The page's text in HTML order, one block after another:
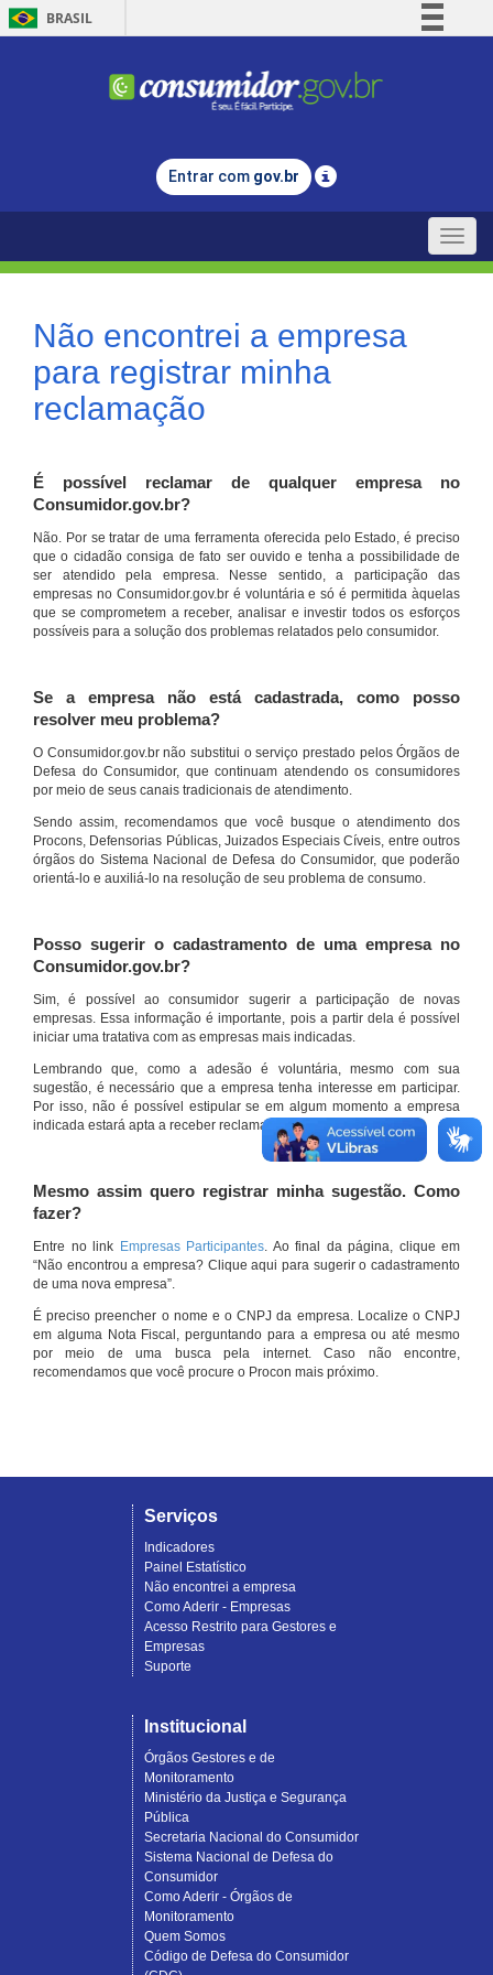
BRASIL
Comunica BR
Legislação
Entrar com gov.br
Toggle
Não encontrei a empresa
para registrar minha
reclamação
É possível reclamar de qualquer empresa no
Consumidor.gov.br?
Não. Por se tratar de uma ferramenta oferecida pelo Estado, é preciso
que o cidadão consiga de fato ser ouvido e tenha a possibilidade de
ser atendido pela empresa. Nesse sentido, a participação das
empresas no Consumidor.gov.br é voluntária e só é permitida àquelas
que se comprometem a receber, analisar e investir todos os esforços
possíveis para a solução dos problemas relatados pelo consumidor.
Se a empresa não está cadastrada, como posso
resolver meu problema?
O Consumidor.gov.br não substitui o serviço prestado pelos Órgãos de
Defesa do Consumidor, que continuam atendendo os consumidores
por meio de seus canais tradicionais de atendimento.
Sendo assim, recomendamos que você busque o atendimento dos
Procons, Defensorias Públicas, Juizados Especiais Cíveis, entre outros
órgãos do Sistema Nacional de Defesa do Consumidor, que poderão
orientá-lo e auxiliá-lo na resolução de seu problema de consumo.
Posso sugerir o cadastramento de uma empresa no
Consumidor.gov.br?
Sim, é possível ao consumidor sugerir a participação de novas
empresas. Essa informação é importante, pois a partir dela é possível
iniciar uma tratativa com as empresas mais indicadas.
Lembrando que, como a adesão é voluntária, mesmo com sua
sugestão, é necessário que a empresa tenha interesse em participar.
Por isso, não é possível estipular se em algum momento a empresa
indicada estará apta a receber reclamações por meio do site.
Mesmo assim quero registrar minha sugestão. Como
fazer?
Entre no link Empresas Participantes. Ao final da página, clique em
“Não encontrou a empresa? Clique aqui para sugerir o cadastramento
de uma nova empresa”.
É preciso preencher o nome e o CNPJ da empresa. Localize o CNPJ
em alguma Nota Fiscal, perguntando para a empresa ou até mesmo
por meio de uma busca pela internet. Caso não encontre,
recomendamos que você procure o Procon mais próximo.
Serviços
Indicadores
Painel Estatístico
Não encontrei a empresa
Como Aderir - Empresas
Acesso Restrito para Gestores e
Empresas
Suporte
Institucional
Órgãos Gestores e de
Monitoramento
Ministério da Justiça e Segurança
Pública
Secretaria Nacional do Consumidor
Sistema Nacional de Defesa do
Consumidor
Como Aderir - Órgãos de
Monitoramento
Quem Somos
Código de Defesa do Consumidor